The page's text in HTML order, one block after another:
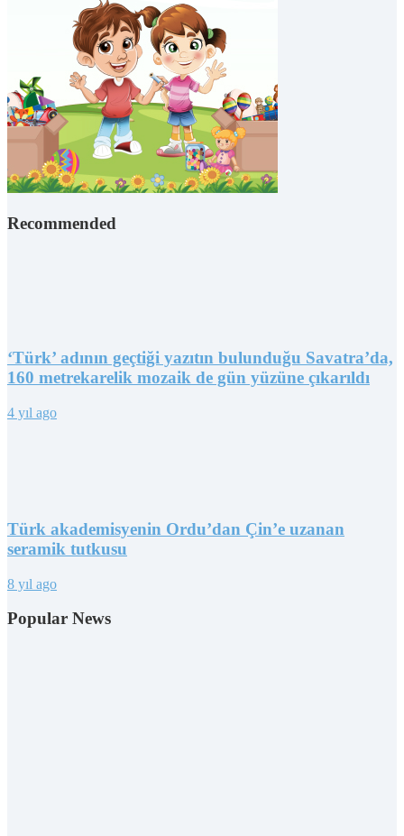
Recommended
‘Türk’ adının geçtiği yazıtın bulunduğu Savatra’da,
160 metrekarelik mozaik de gün yüzüne çıkarıldı
4 yıl ago
Türk akademisyenin Ordu’dan Çin’e uzanan
seramik tutkusu
8 yıl ago
Popular News